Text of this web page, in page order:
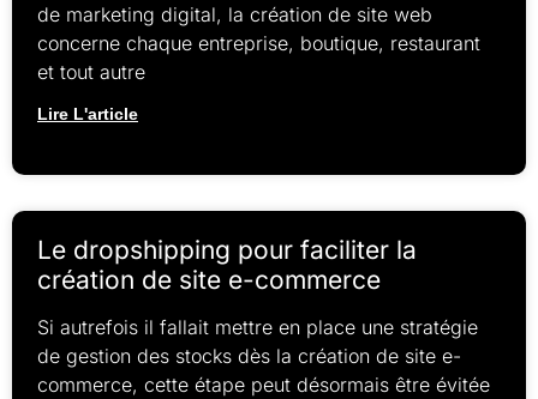
de marketing digital, la création de site web
concerne chaque entreprise, boutique, restaurant
et tout autre
Lire L'article
Le dropshipping pour faciliter la
création de site e-commerce
Si autrefois il fallait mettre en place une stratégie
de gestion des stocks dès la création de site e-
commerce, cette étape peut désormais être évitée